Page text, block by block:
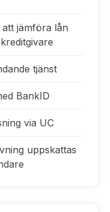
jämföra lån
tjänst
BankID
via UC
uppskattas